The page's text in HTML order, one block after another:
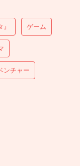
ゲーム
ンチャー